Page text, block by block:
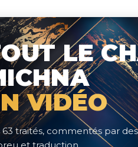
LE
VIDÉO
63 traités, commentés par